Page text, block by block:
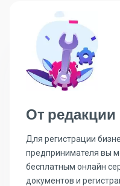
От редакции
Для регистрации
предпринимателя вы
бесплатным онлайн
документов и